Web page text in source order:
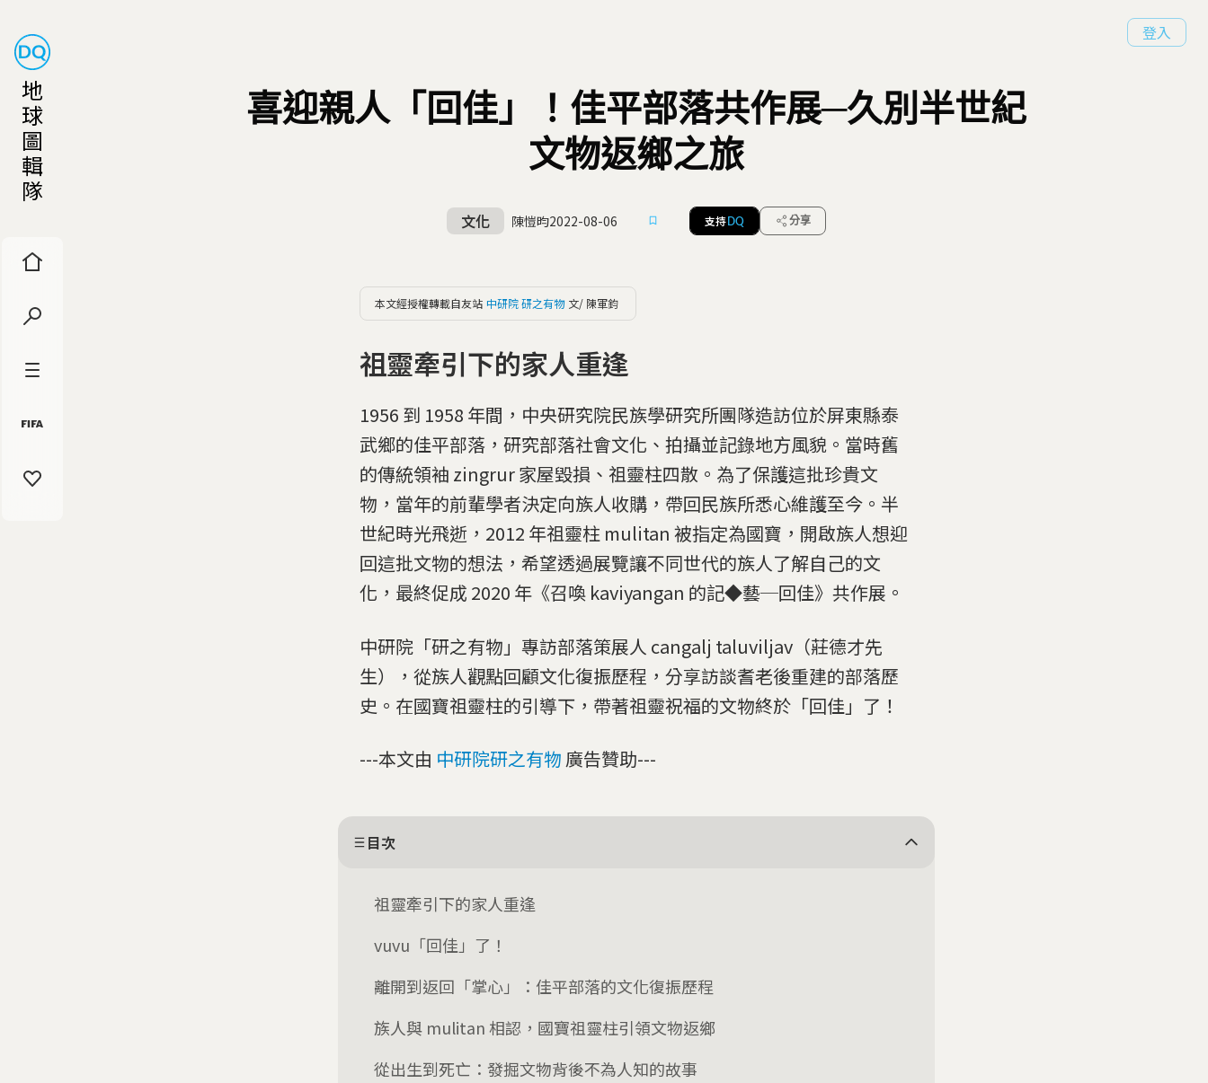
地
球
圖
輯
隊
登入
喜迎親人「回佳」！佳平部落共作展─久別半世紀
文物返鄉之旅
文化 陳愷昀2022-08-06 支持 DQ 分享
本文經授權轉載自友站 中研院 研之有物 文/ 陳軍鈞
祖靈牽引下的家人重逢
1956 到 1958 年間，中央研究院民族學研究所團隊造訪位於屏東縣泰
武鄉的佳平部落，研究部落社會文化、拍攝並記錄地方風貌。當時舊
的傳統領袖 zingrur 家屋毀損、祖靈柱四散。為了保護這批珍貴文
物，當年的前輩學者決定向族人收購，帶回民族所悉心維護至今。半
世紀時光飛逝，2012 年祖靈柱 mulitan 被指定為國寶，開啟族人想迎
回這批文物的想法，希望透過展覽讓不同世代的族人了解自己的文
化，最終促成 2020 年《召喚 kaviyangan 的記◆藝─回佳》共作展。
中研院「研之有物」專訪部落策展人 cangalj taluviljav（莊德才先
生），從族人觀點回顧文化復振歷程，分享訪談耆老後重建的部落歷
史。在國寶祖靈柱的引導下，帶著祖靈祝福的文物終於「回佳」了！
---本文由 中研院研之有物 廣告贊助---
目次
祖靈牽引下的家人重逢
vuvu「回佳」了！
離開到返回「掌心」：佳平部落的文化復振歷程
族人與 mulitan 相認，國寶祖靈柱引領文物返鄉
從出生到死亡：發掘文物背後不為人知的故事